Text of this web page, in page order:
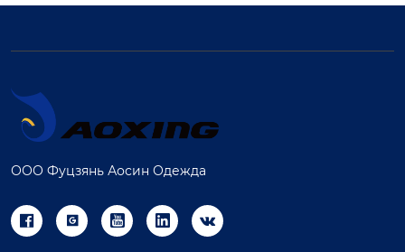
ООО Фуцзянь Аосин Одежда
    